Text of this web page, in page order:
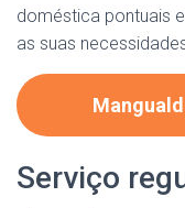
doméstica pontuais
as suas
Serviço